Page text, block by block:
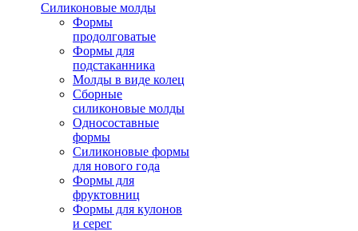
Силиконовые молды
Формы
продолговатые
Формы для
подстаканника
Молды в виде колец
Сборные
силиконовые молды
Односоставные
формы
Силиконовые формы
для нового года
Формы для
фруктовниц
Формы для кулонов
и серег